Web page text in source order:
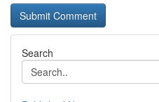
Search